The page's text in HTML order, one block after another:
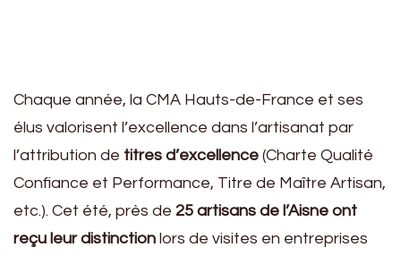
Chaque année, la CMA Hauts-de-France et ses
élus valorisent l’excellence dans l’artisanat par
l’attribution de titres d’excellence (Charte Qualité
Confiance et Performance, Titre de Maître Artisan,
etc.). Cet été, près de 25 artisans de l’Aisne ont
reçu leur distinction lors de visites en entreprises